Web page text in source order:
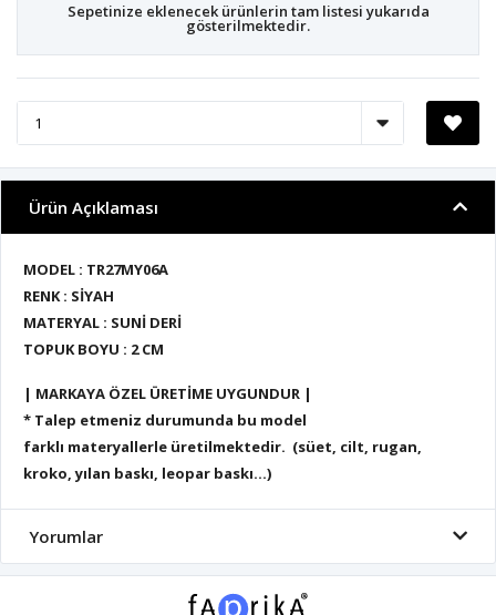
Sepetinize eklenecek ürünlerin tam listesi yukarıda
gösterilmektedir.
Ürün Açıklaması
MODEL : TR27MY06A
RENK : SİYAH
MATERYAL : SUNİ DERİ
TOPUK BOYU : 2 CM
| MARKAYA ÖZEL ÜRETİME UYGUNDUR |
* Talep etmeniz durumunda bu model
farklı materyallerle üretilmektedir. (süet, cilt, rugan,
kroko, yılan baskı, leopar baskı...)
Yorumlar